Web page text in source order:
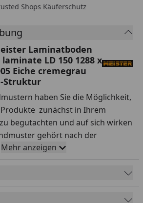
Shops Käuferschutz
Laminatboden
LD 150 1288 x
Eiche cremegrau
Struktur
haben Sie die Möglichkeit,
zunächst in Ihrem
begutachten und auf sich wirken
gehört nach der
Sie es nach Belieben testen
Mehr anzeigen